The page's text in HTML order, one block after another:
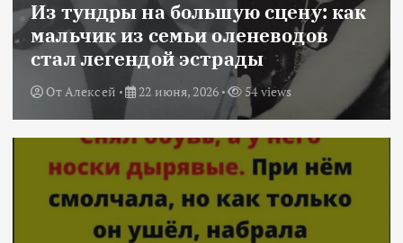
Из тундры на большую сцену: как
мальчик из семьи оленеводов
стал легендой эстрады
ОтАлексей 22 июня, 2026 54 views